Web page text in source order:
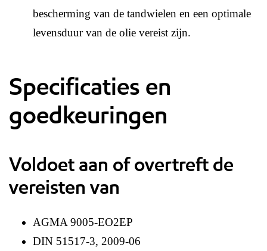
bescherming van de tandwielen en een optimale
levensduur van de olie vereist zijn.
Specificaties en
goedkeuringen
Voldoet aan of overtreft de
vereisten van
AGMA 9005-EO2EP
DIN 51517-3, 2009-06